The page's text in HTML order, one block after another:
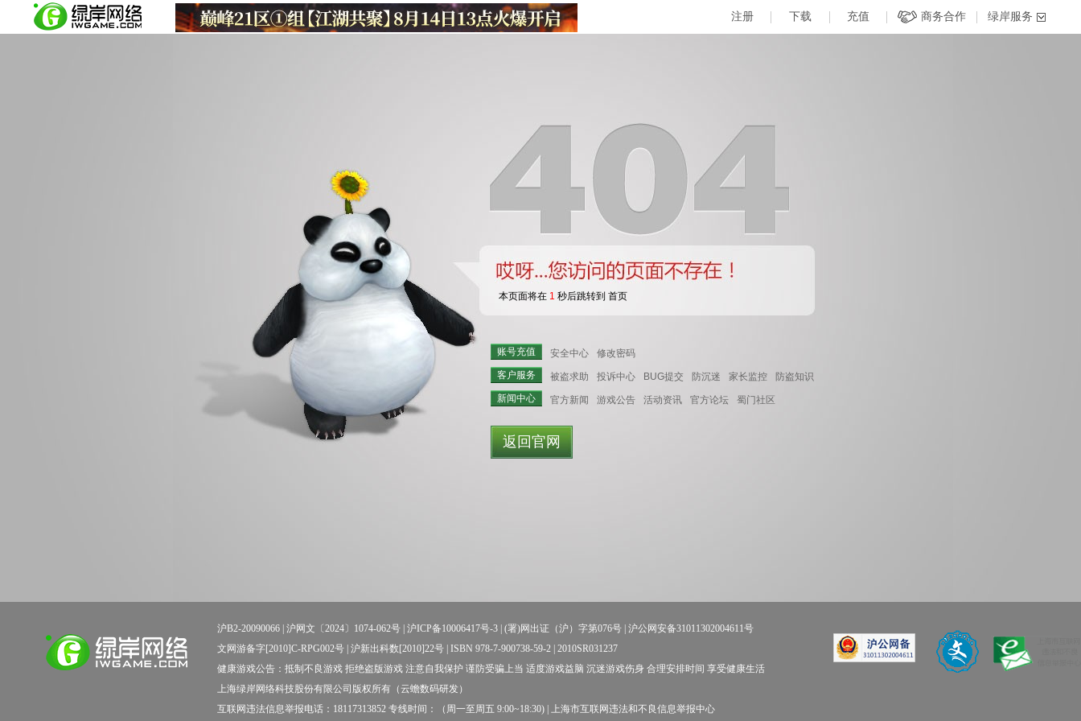
本页面将在 1 秒后跳转到 首页
账号充值 安全中心
修改密码
客户服务
被盗求助 投诉中心 BUG提交 防沉迷 家长监控
防盗知识
新闻中心
官方新闻 游戏公告 活动资讯 官方论坛 蜀门社区
返回官网
沪B2-20090066 | 沪网文〔2024〕1074-062号 沪ICP备10006417号-3 | (署)网出证（沪）字第076号 | 沪公网安备31011302004611号
文网游备字[2010]C-RPG002号 | 沪新出科数[2010]22号 | ISBN 978-7-900738-59-2 | 2010SR031237
健康游戏公告：抵制不良游戏 拒绝盗版游戏 注意自我保护 谨防受骗上当 适度游戏益脑 沉迷游戏伤身 合理安排时间 享受健康生活
上海绿岸网络科技股份有限公司版权所有（云蟾数码研发）
互联网违法信息举报电话：18117313852 专线时间：（周一至周五 9:00~18:30) | 上海市互联网违法和不良信息举报中心